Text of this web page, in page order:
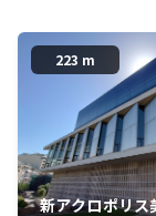
223 m
新アクロポリス